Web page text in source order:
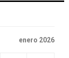
enero 2026